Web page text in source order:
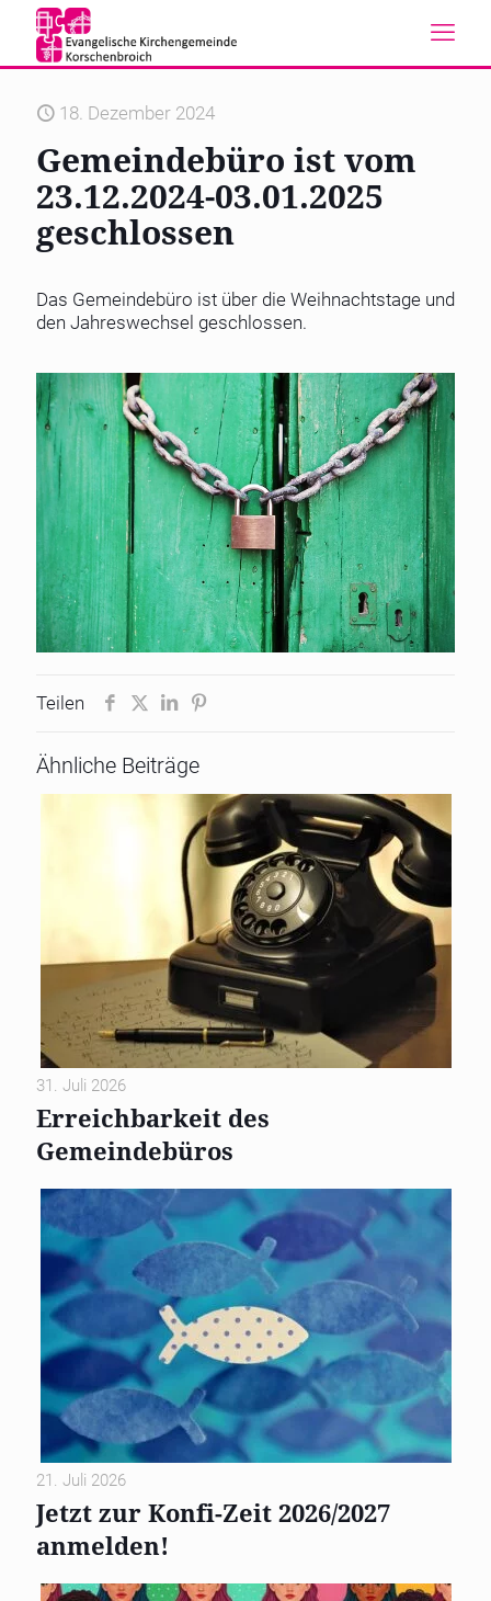
18. Dezember 2024
Gemeindebüro ist vom
23.12.2024-03.01.2025
geschlossen
Das Gemeindebüro ist über die Weihnachtstage und
den Jahreswechsel geschlossen.
Teilen
Ähnliche Beiträge
31. Juli 2026
Erreichbarkeit des
Gemeindebüros
21. Juli 2026
Jetzt zur Konfi-Zeit 2026/2027
anmelden!